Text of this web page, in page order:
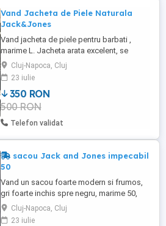
Vand Jacheta de Piele Naturala
Jack&Jones
Vand jacheta de piele pentru barbati ,
marime L. Jacheta arata excelent, se
poate vedea in Cluj Napoca.
Cluj-Napoca, Cluj
23 iulie
350 RON
500 RON
Telefon validat
sacou Jack and Jones impecabil
50
Vand un sacou foarte modern si frumos,
gri foarte inchis spre negru, marime 50,
marca Jack and Jones Premium, un
nasture in fata si 4 nasturi la mansete,
Cluj-Napoca, Cluj
23 iulie